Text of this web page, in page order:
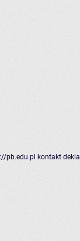
pb.edu.pl kontakt